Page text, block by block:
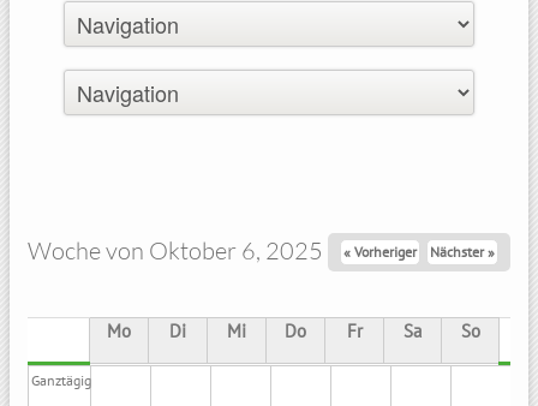
Woche von Oktober 6, 2025 « Vorheriger Nächster »
Mo Di Mi Do Fr Sa So
Ganztägig